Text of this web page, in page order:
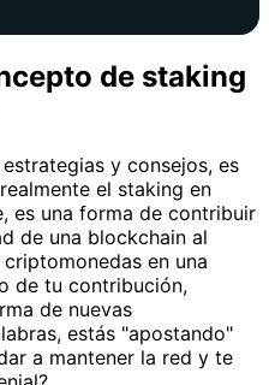
de staking
y consejos, es
el staking en
es una forma de contribuir
de una blockchain al
en una
de tu contribución,
de nuevas
estás "apostando"
a mantener la red y te